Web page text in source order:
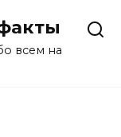
всем на